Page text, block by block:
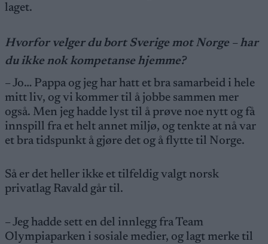
laget.
Hvorfor velger du bort Sverige mot Norge – har
du ikke nok kompetanse hjemme?
– Jo… Pappa og jeg har hatt et bra samarbeid i hele
mitt liv, og vi kommer til å jobbe sammen mer
også. Men jeg hadde lyst til å prøve noe nytt og få
innspill fra et helt annet miljø, og tenkte at nå var
et bra tidspunkt å gjøre det og å flytte til Norge.
Så er det heller ikke et tilfeldig valgt norsk
privatlag Ravald går til.
– Jeg hadde sett en del innlegg fra Team
Olympiaparken i sosiale medier, og lagt merke til